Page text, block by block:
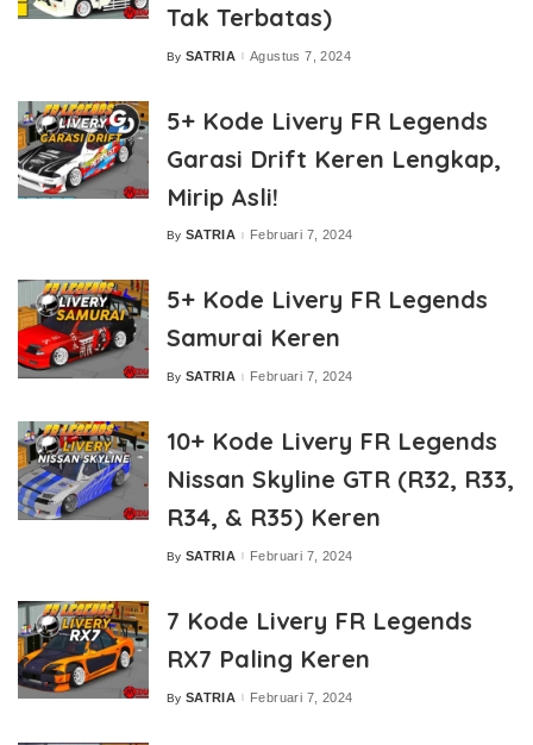
Tak Terbatas)
Posted
By SATRIA Agustus 7, 2024
5+ Kode Livery FR Legends
Garasi Drift Keren Lengkap,
Mirip Asli!
Posted
By SATRIA Februari 7, 2024
5+ Kode Livery FR Legends
Samurai Keren
Posted
By SATRIA Februari 7, 2024
10+ Kode Livery FR Legends
Nissan Skyline GTR (R32, R33,
R34, & R35) Keren
Posted
By SATRIA Februari 7, 2024
7 Kode Livery FR Legends
RX7 Paling Keren
Posted
By SATRIA Februari 7, 2024